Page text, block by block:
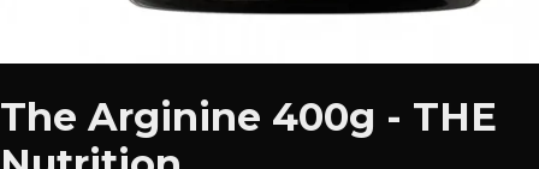
The Arginine 400g - THE